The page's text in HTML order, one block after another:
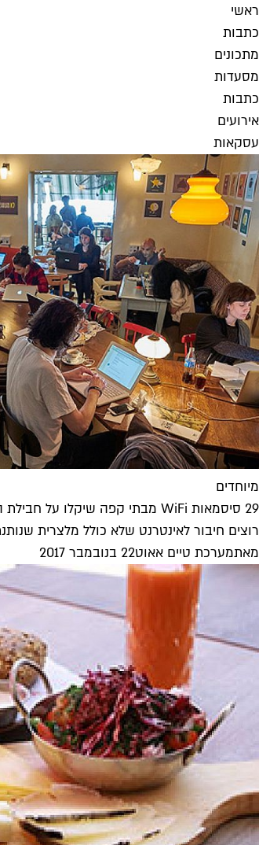
ראשי
כתבות
מתכונים
מסעדות
כתבות
אירועים
עסקאות
מיוחדים
29 סיסמאות WiFi מבתי קפה שיקלו על חבילת הגלישה
רוצים חיבור לאינטרנט שלא כולל מלצרית
מאתמערכת טיים אאוט22 בנובמבר 2017